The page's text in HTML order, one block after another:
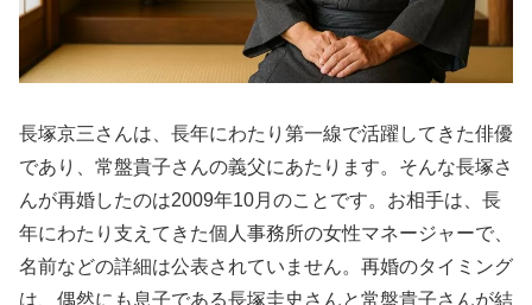
長塚京三さんは、長年にわたり第一線で活躍してきた俳優
であり、常盤貴子さんの義父にあたります。そんな長塚さ
んが再婚したのは2009年10月のことです。お相手は、長
年にわたり支えてきた個人事務所の女性マネージャーで、
名前などの詳細は公表されていません。再婚のタイミング
は、偶然にも息子である長塚圭史さんと常盤貴子さんが結